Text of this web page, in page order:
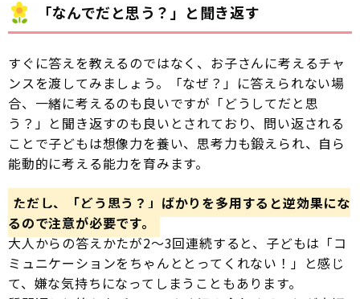
「なんでだと思う？」と聞き返す
すぐに答えを教えるのではなく、お子さんに考えるチャ
ンスを渡してみましょう。「なぜ？」に答えられない場
合、一緒に考えるのも良いですが「どうしてだと思
う？」と聞き返すのも良いとされており、問い返される
ことで子どもは想像力を養い、思考力も鍛えられ、自ら
能動的に考える能力を育みます。
ただし、「どう思う？」ばかりを多用すると逆効果にな
るので注意が必要です。
大人からの答えかたが2〜3回連続すると、子どもは「コ
ミュニケーションをちゃんととってくれない！」と感じ
て、嫌な気持ちになってしまうこともあります。